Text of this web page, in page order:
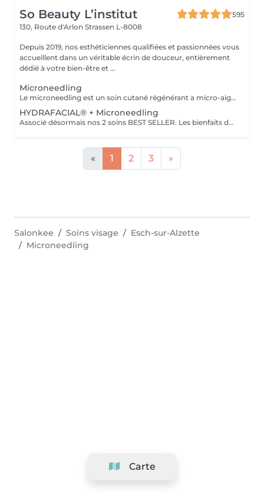
So Beauty L’institut
595
130, Route d'Arlon Strassen L-8008
Depuis 2019, nos esthéticiennes qualifiées et passionnées vous
accueillent dans un véritable écrin de douceur, entièrement
dédié à votre bien-être et ...
Microneedling
Le microneedling est un soin cutané régénérant a micro-aiguilles permettant de réduire les signes de l'âge et de raviver l'éclat de votre peau, il aide aussi a effacer les traces d'acné, les cicatrices. Un véritable soin qui resserre les pores dilatés , lisse la peau, estimes les rides et ridules grâce au sérum à l'acide hyaluronique. + LED visage et mains
HYDRAFACIAL® + Microneedling
Associé désormais nos 2 soins BEST SELLER. Les bienfaits de l'hydrafacial et du Microneedling pour un effet optimale sur votre peau. Une peau saine, propre, un effet GLOW instantanément, action anti-rides.
« 1 2 3 »
Carte
Salonkee Soins visage
Esch-sur-Alzette
Microneedling